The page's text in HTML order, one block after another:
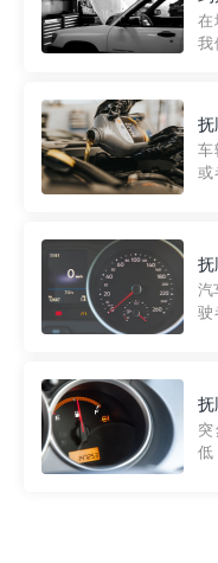
在
我
紧
援
抚
车
或
的
先
抚
汽
驶
越
的
抚
低